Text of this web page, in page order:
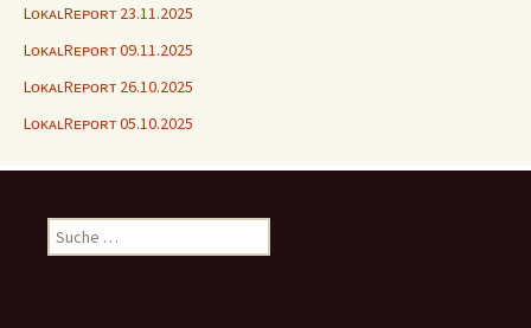
LᴏᴋᴀʟRᴇᴘᴏʀᴛ 23.11.2025
LᴏᴋᴀʟRᴇᴘᴏʀᴛ 09.11.2025
LᴏᴋᴀʟRᴇᴘᴏʀᴛ 26.10.2025
LᴏᴋᴀʟRᴇᴘᴏʀᴛ 05.10.2025
Suche
nach: